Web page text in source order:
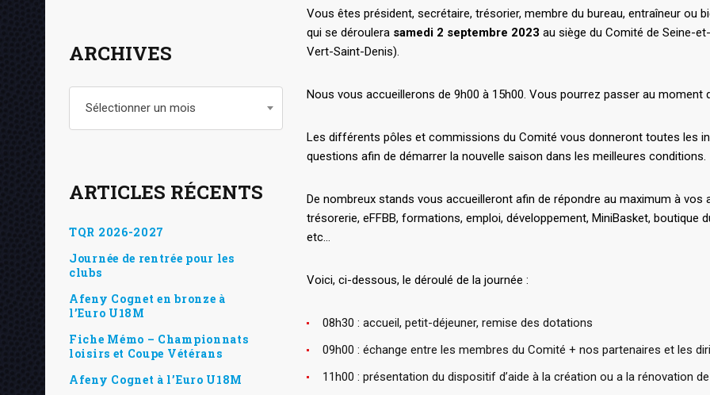
Vous êtes président, secrétaire, trésorier, membre du bureau, entraîneur ou
qui se déroulera samedi 2 septembre 2023 au siège du Comité de Seine-
Vert-Saint-Denis).
Nous vous accueillerons de 9h00 à 15h00. Vous pourrez passer au moment
Les différents pôles et commissions du Comité vous donneront toutes les
questions afin de démarrer la nouvelle saison dans les meilleures conditions.
De nombreux stands vous accueilleront afin de répondre au maximum à
trésorerie, eFFBB, formations, emploi, développement, MiniBasket, boutique
etc…
Voici, ci-dessous, le déroulé de la journée :
08h30 : accueil, petit-déjeuner, remise des dotations
09h00 : échange entre les membres du Comité + nos partenaires et les
11h00 : présentation du dispositif d’aide à la création ou a la rénovation
ARCHIVES
Sélectionner un mois
ARTICLES RÉCENTS
TQR 2026-2027
Journée de rentrée pour les
clubs
Afeny Cognet en bronze à
l’Euro U18M
Fiche Mémo – Championnats
loisirs et Coupe Vétérans
Afeny Cognet à l’Euro U18M